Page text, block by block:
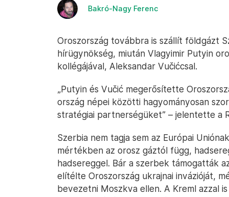
Bakró-Nagy Ferenc
Oroszország továbbra is szállít földgázt
hírügynökség, miután Vlagyimir Putyin
kollégájával, Aleksandar Vučićcsal.
„Putyin és Vučić megerősítette
ország népei közötti hagyományosan
stratégiai partnerségüket” – jelentette a
Szerbia nem tagja sem az Európai
mértékben az orosz gáztól függ,
hadsereggel. Bár a szerbek támogatták
elítélte Oroszország ukrajnai invázióját,
bevezetni Moszkva ellen. A Kreml azzal